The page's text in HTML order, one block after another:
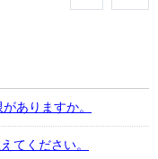
ありますか。
てください。